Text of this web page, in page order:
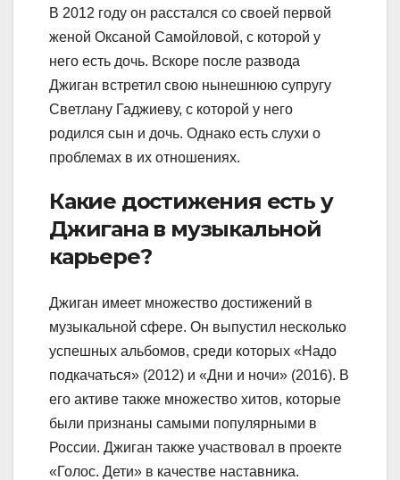
В 2012 году он расстался со своей первой
женой Оксаной Самойловой, с которой у
него есть дочь. Вскоре после развода
Джиган встретил свою нынешнюю супругу
Светлану Гаджиеву, с которой у него
родился сын и дочь. Однако есть слухи о
проблемах в их отношениях.
Какие достижения есть у
Джигана в музыкальной
карьере?
Джиган имеет множество достижений в
музыкальной сфере. Он выпустил несколько
успешных альбомов, среди которых «Надо
подкачаться» (2012) и «Дни и ночи» (2016). В
его активе также множество хитов, которые
были признаны самыми популярными в
России. Джиган также участвовал в проекте
«Голос. Дети» в качестве наставника.